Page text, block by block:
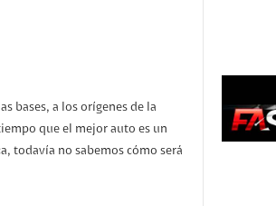
bases, a los orígenes de la
que el mejor auto es un
todavía no sabemos cómo será